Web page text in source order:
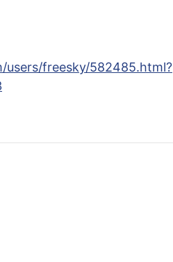
freesky/582485.html?